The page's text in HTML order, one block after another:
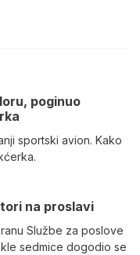
poginuo
sportski avion. Kako
na proslavi
Službe za poslove
sedmice dogodio se